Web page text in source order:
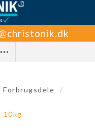
Forbrugsdele /
10kg